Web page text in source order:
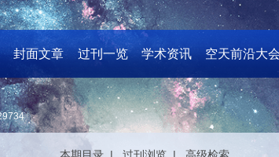
封面文章 过刊一览 学术资讯 空天前沿大